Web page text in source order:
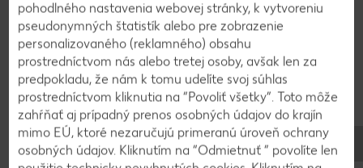
pridáme gnocchi. Tri minútky povaríme a
odstavíme.
4
Podávame posypané parmezánom a čerstvou
bazalkou.
pohodlného nastavenia webovej stránky, k vytvoreniu
pseudonymných štatistík alebo pre zobrazenie
personalizovaného (reklamného) obsahu
prostredníctvom nás alebo tretej osoby, avšak len za
predpokladu, že nám k tomu udelíte svoj súhlas
prostredníctvom kliknutia na “Povoliť všetky”. Toto môže
zahŕňať aj prípadný prenos osobných údajov do krajín
mimo EÚ, ktoré nezaručujú primeranú úroveň ochrany
osobných údajov. Kliknutím na “Odmietnuť ” povolíte len